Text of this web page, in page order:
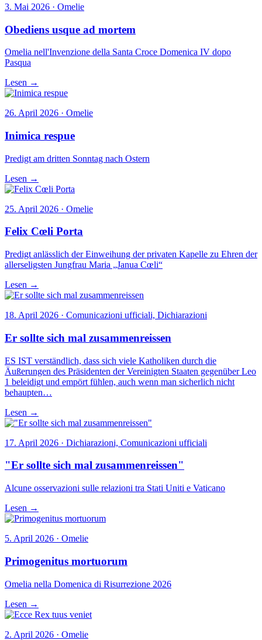
3. Mai 2026 · Omelie
Obediens usque ad mortem
Omelia nell'Invenzione della Santa Croce Domenica IV dopo
Pasqua
Lesen →
26. April 2026 · Omelie
Inimica respue
Predigt am dritten Sonntag nach Ostern
Lesen →
25. April 2026 · Omelie
Felix Cœli Porta
Predigt anlässlich der Einweihung der privaten Kapelle zu Ehren der
allerseligsten Jungfrau Maria „Janua Cœli“
Lesen →
18. April 2026 · Comunicazioni ufficiali, Dichiarazioni
Er sollte sich mal zusammenreissen
ES IST verständlich, dass sich viele Katholiken durch die
Äußerungen des Präsidenten der Vereinigten Staaten gegenüber Leo
1 beleidigt und empört fühlen, auch wenn man sicherlich nicht
behaupten…
Lesen →
17. April 2026 · Dichiarazioni, Comunicazioni ufficiali
"Er sollte sich mal zusammenreissen"
Alcune osservazioni sulle relazioni tra Stati Uniti e Vaticano
Lesen →
5. April 2026 · Omelie
Primogenitus mortuorum
Omelia nella Domenica di Risurrezione 2026
Lesen →
2. April 2026 · Omelie